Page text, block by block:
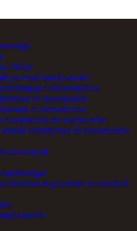
terrárium javasolt?
és berendezése
és berendezése
és berendezése
és berendezése
terráriumok és berendezése
kapcsolatos információ